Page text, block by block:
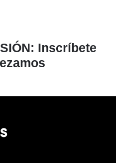
Inscríbete